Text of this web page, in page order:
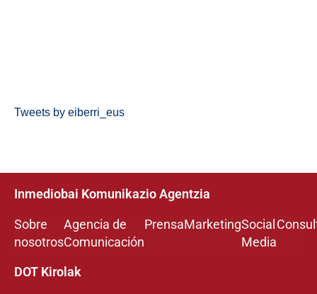
Tweets by eiberri_eus
Inmediobai Komunikazio Agentzia
Sobre
nosotros
Agencia de
Comunicación
PrensaMarketingSocial
Media
DOT Kirolak